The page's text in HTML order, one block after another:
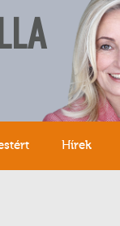
Hírek